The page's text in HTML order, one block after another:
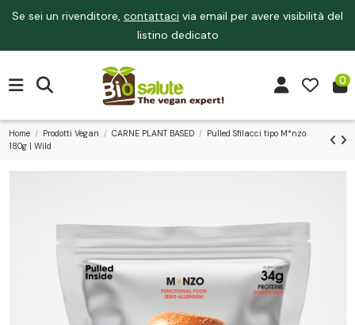
Se sei un rivenditore, contattaci via email per avere visibilità del
listino dedicato
0
Home Prodotti Vegan CARNE PLANT BASED
Pulled Sfilacci tipo M*nzo
180g | Wild